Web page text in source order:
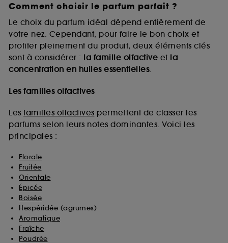
Comment choisir le parfum parfait ?
Le choix du parfum idéal dépend entièrement de
votre nez. Cependant, pour faire le bon choix et
profiter pleinement du produit, deux éléments clés
sont à considérer : la famille olfactive et la
concentration en huiles essentielles.
Les familles olfactives
Les familles olfactives permettent de classer les
parfums selon leurs notes dominantes. Voici les
principales :
Florale
Fruitée
Orientale
Épicée
Boisée
Hespéridée (agrumes)
Aromatique
Fraîche
Poudrée
A l'exception des cookies techniques, le dépôt et la
lecture de ces traceurs requiert votre accord. Vous
pouvez personnaliser vos choix concernant le dépôt
de ces cookies grâce au bouton "personnaliser mes
choix" ci-dessous ou décider de "tout accepter".
Sephora pourra associer les informations de
navigation collectées par ces Cookies, pour les
collectées ou générées lors de votre activité en ligne
sur "continuer sans accepter". Voous pouvez à tout
moment choisir de retirer votrte consentement. Si vous
souhaitez obtenir plus d'information sur les cookies
utilisés, cliquez